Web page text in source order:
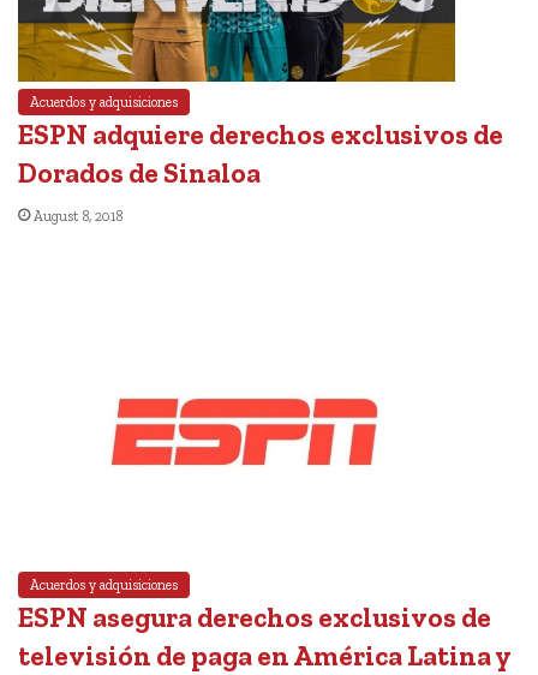
Acuerdos y adquisiciones
ESPN adquiere derechos exclusivos de
Dorados de Sinaloa
August 8, 2018
Acuerdos y adquisiciones
ESPN asegura derechos exclusivos de
televisión de paga en América Latina y